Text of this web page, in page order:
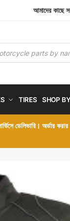
আমাদের কাছে
TIRES SHOP
ডেলিভারি। অর্ডার